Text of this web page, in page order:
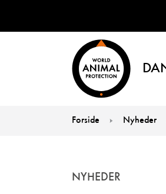
Forside Nyheder
NYHEDER